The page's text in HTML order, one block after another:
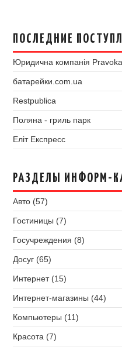
ПОСЛЕДНИЕ
Юридична компанія
батарейки.com.ua
Restpublica
Поляна - гриль парк
Еліт Експресс
РАЗДЕЛЫ ИНФОРМ-
Авто (57)
Гостиницы (7)
Госучреждения (8)
Досуг (65)
Интернет (15)
Интернет-магазины (44)
Компьютеры (11)
Красота (7)